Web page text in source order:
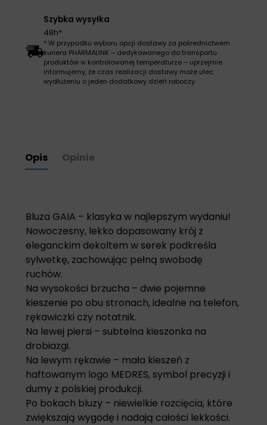
Szybka wysyłka
48h*
* W przypadku wyboru opcji dostawy za pośrednictwem
kuriera PHARMALINK – dedykowanego do transportu
produktów w kontrolowanej temperaturze – uprzejmie
informujemy, że czas realizacji dostawy może ulec
wydłużeniu o jeden dodatkowy dzień roboczy.
Opis Opinie
Bluza GAIA – klasyka w najlepszym wydaniu!
Nowoczesny, lekko dopasowany krój z
eleganckim dekoltem w serek podkreśla
sylwetkę, zachowując pełną swobodę
ruchów.
Na wysokości brzucha – dwie pojemne
kieszenie po obu stronach, idealne na telefon,
rękawiczki czy notatnik.
Na lewej piersi – subtelna kieszonka na
drobiazgi.
Na lewym rękawie – mała kieszeń z
haftowanym logo MEDRES, symbol precyzji i
dumy z polskiej produkcji.
Po bokach bluzy – niewielkie rozcięcia, które
zwiększają wygodę i nadają całości lekkości.